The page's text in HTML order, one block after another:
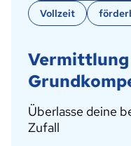
Vollzeit
Vermittlung
Überlasse deine
Zufall